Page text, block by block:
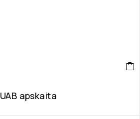
UAB apskaita